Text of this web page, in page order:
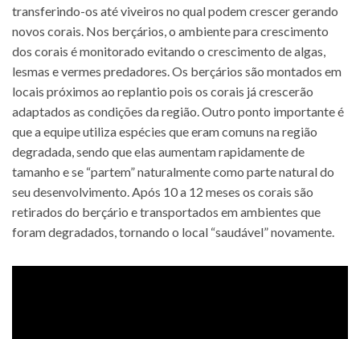
transferindo-os até viveiros no qual podem crescer gerando
novos corais. Nos berçários, o ambiente para crescimento
dos corais é monitorado evitando o crescimento de algas,
lesmas e vermes predadores. Os berçários são montados em
locais próximos ao replantio pois os corais já crescerão
adaptados as condições da região. Outro ponto importante é
que a equipe utiliza espécies que eram comuns na região
degradada, sendo que elas aumentam rapidamente de
tamanho e se “partem” naturalmente como parte natural do
seu desenvolvimento. Após 10 a 12 meses os corais são
retirados do berçário e transportados em ambientes que
foram degradados, tornando o local “saudável” novamente.